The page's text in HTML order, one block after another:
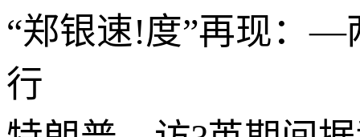
“郑银速!度”再现：—
行